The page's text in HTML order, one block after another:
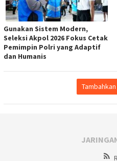
Gunakan Sistem Modern,
Seleksi Akpol 2026 Fokus Cetak
Pemimpin Polri yang Adaptif
dan Humanis